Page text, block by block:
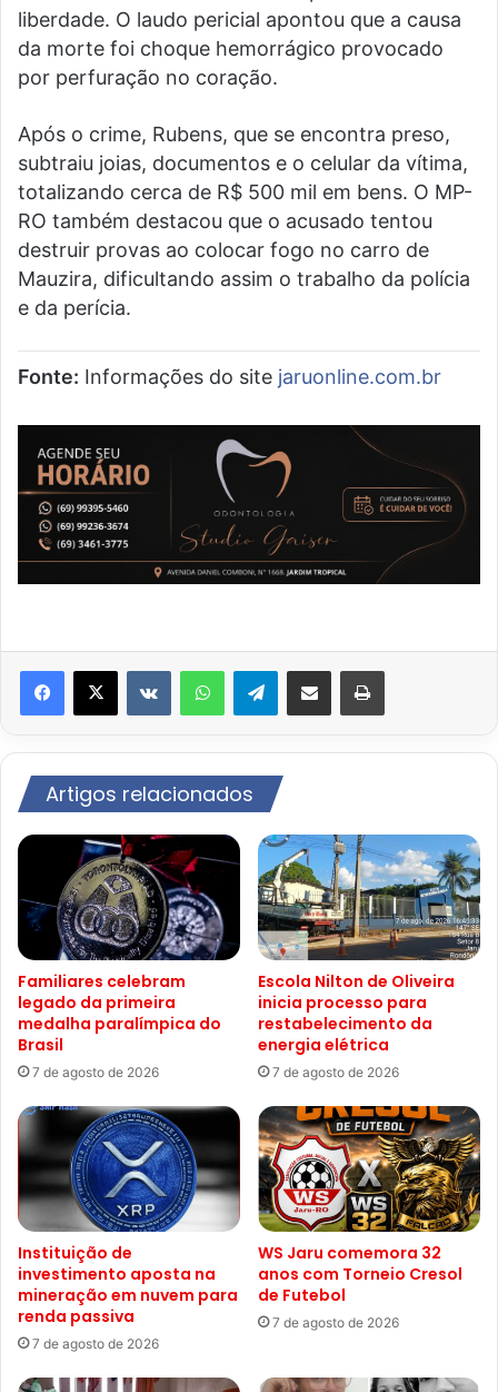
liberdade. O laudo pericial apontou que a causa
da morte foi choque hemorrágico provocado
por perfuração no coração.
Após o crime, Rubens, que se encontra preso,
subtraiu joias, documentos e o celular da vítima,
totalizando cerca de R$ 500 mil em bens. O MP-
RO também destacou que o acusado tentou
destruir provas ao colocar fogo no carro de
Mauzira, dificultando assim o trabalho da polícia
e da perícia.
Fonte: Informações do site jaruonline.com.br
VK WhatsAppTelegramCompartilhar via e-mail Imprimir
Artigos relacionados
Familiares celebram
legado da primeira
medalha paralímpica do
Brasil
7 de agosto de 2026
Escola Nilton de Oliveira
inicia processo para
restabelecimento da
energia elétrica
7 de agosto de 2026
Instituição de
investimento aposta na
mineração em nuvem para
renda passiva
7 de agosto de 2026
WS Jaru comemora 32
anos com Torneio Cresol
de Futebol
7 de agosto de 2026